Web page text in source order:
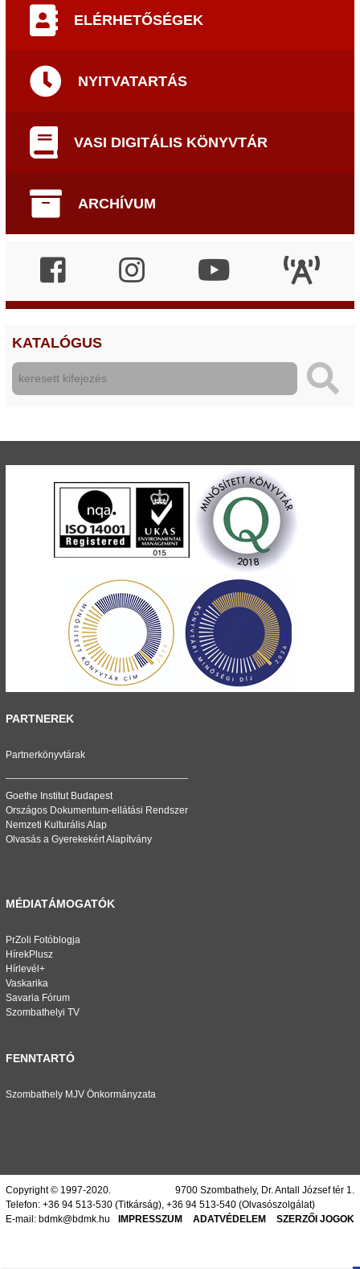
ELÉRHETŐSÉGEK
NYITVATARTÁS
VASI DIGITÁLIS KÖNYVTÁR
ARCHÍVUM
KATALÓGUS
PARTNEREK
Partnerkönyvtárak
Goethe Institut Budapest
Országos Dokumentum-ellátási Rendszer
Nemzeti Kulturális Alap
Olvasás a Gyerekekért Alapítvány
MÉDIATÁMOGATÓK
PrZoli Fotóblogja
HírekPlusz
Hírlevél+
Vaskarika
Savaria Fórum
Szombathelyi TV
FENNTARTÓ
Szombathely MJV Önkormányzata
Copyright © 1997-2020.
9700 Szombathely, Dr. Antall József tér 1.
Telefon: +36 94 513-530 (Titkárság), +36 94 513-540 (Olvasószolgálat)
E-mail: bdmk@bdmk.hu IMPRESSZUM ADATVÉDELEM SZERZŐI JOGOK